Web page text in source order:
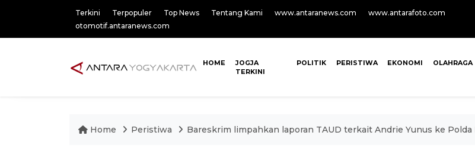
Terkini Terpopuler Top News Tentang Kami www.antaranews.com
www.antarafoto.com
otomotif.antaranews.com
HOME
JOGJA
TERKINI
POLITIK PERISTIWA EKONOMI OLAHRAGA
Home Peristiwa Bareskrim limpahkan laporan TAUD terkait Andrie Yunus ke Polda